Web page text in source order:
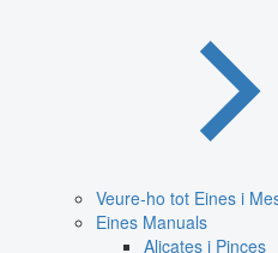
Veure-ho tot Eines i
Eines Manuals
Alicates i Pinces